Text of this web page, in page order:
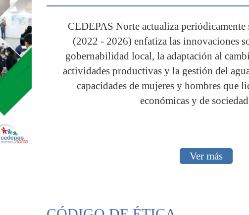
CEDEPAS Norte actualiza
(2022 - 2026) enfatiza las innovaciones
gobernabilidad local, la adaptación al
actividades productivas y la gestión del
capacidades de mujeres y hombres que
económicas y de
Ver más